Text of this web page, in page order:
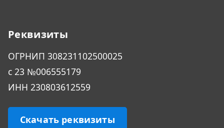
Реквизиты
ОГРHИП 308231102500025
с 23 №006555179
ИНН 230803612559
Скачать реквизиты